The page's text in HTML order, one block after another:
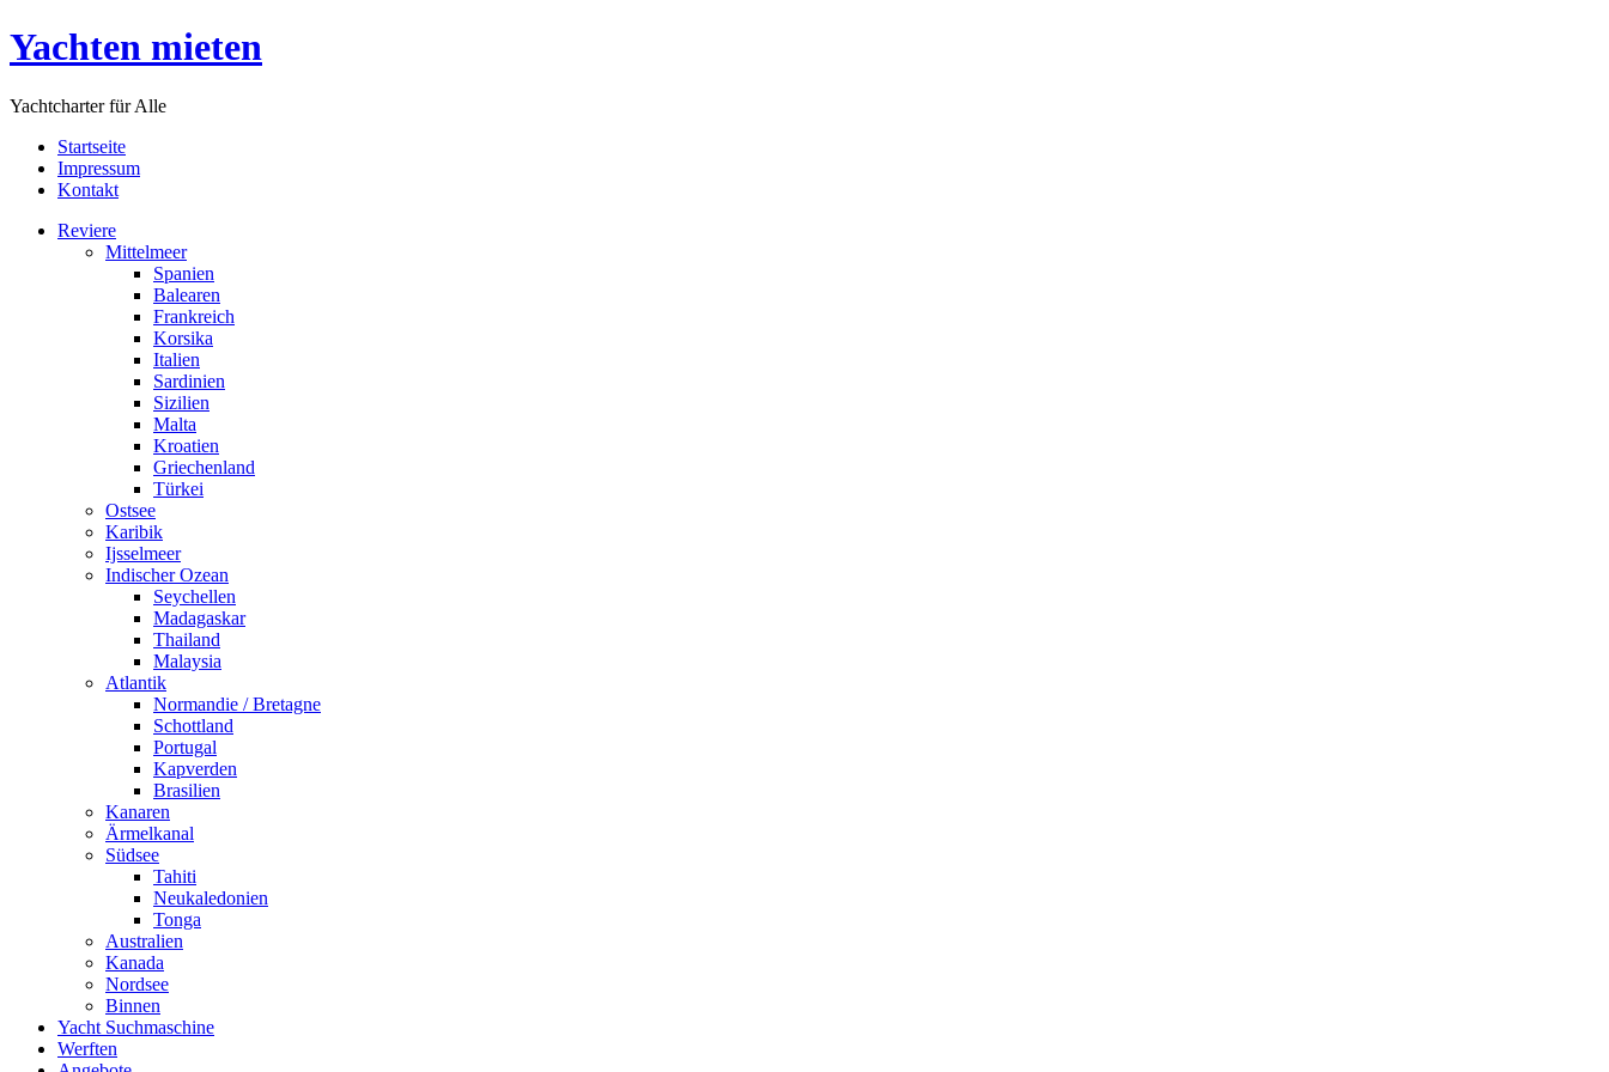
Yachten mieten
Yachtcharter für Alle
Startseite
Impressum
Kontakt
Reviere
Mittelmeer
Spanien
Balearen
Frankreich
Korsika
Italien
Sardinien
Sizilien
Malta
Kroatien
Griechenland
Türkei
Ostsee
Karibik
Ijsselmeer
Indischer Ozean
Seychellen
Madagaskar
Thailand
Malaysia
Atlantik
Normandie / Bretagne
Schottland
Portugal
Kapverden
Brasilien
Kanaren
Ärmelkanal
Südsee
Tahiti
Neukaledonien
Tonga
Australien
Kanada
Nordsee
Binnen
Yacht Suchmaschine
Werften